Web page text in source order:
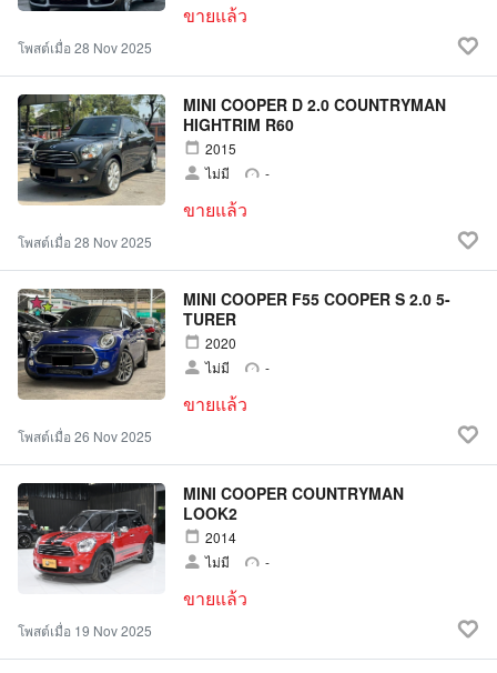
ขายแล้ว
โพสต์เมื่อ 28 Nov 2025
MINI COOPER D 2.0 COUNTRYMAN
HIGHTRIM R60
2015
ไม่มี
-
ขายแล้ว
โพสต์เมื่อ 28 Nov 2025
MINI COOPER F55 COOPER S 2.0 5-
TURER
2020
ไม่มี
-
ขายแล้ว
โพสต์เมื่อ 26 Nov 2025
MINI COOPER COUNTRYMAN
LOOK2
2014
ไม่มี
-
ขายแล้ว
โพสต์เมื่อ 19 Nov 2025